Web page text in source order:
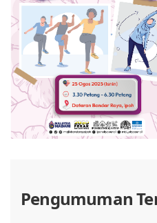
Pengumuman